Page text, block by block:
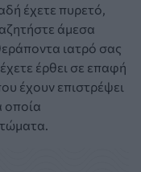
έχετε πυρετό,
άμεσα
ιατρό σας
έρθει σε επαφή
έχουν επιστρέψει
οποία